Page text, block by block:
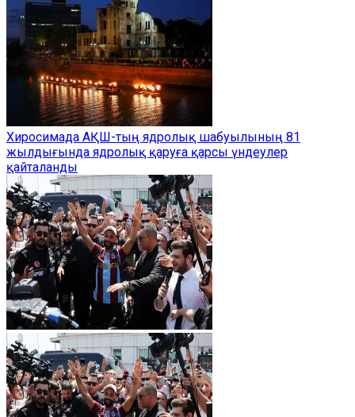
Хиросимада АҚШ-тың ядролық шабуылының 81
жылдығында ядролық қаруға қарсы үндеулер
қайталанды